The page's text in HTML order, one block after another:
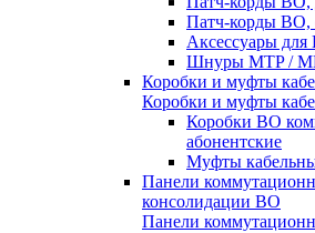
Патч-корды ВО,
Аксессуары
Шнуры MTP /
Коробки и муфты
Коробки и муфты
Коробки ВО
абонентские
Муфты
Панели
консолидации ВО
Панели